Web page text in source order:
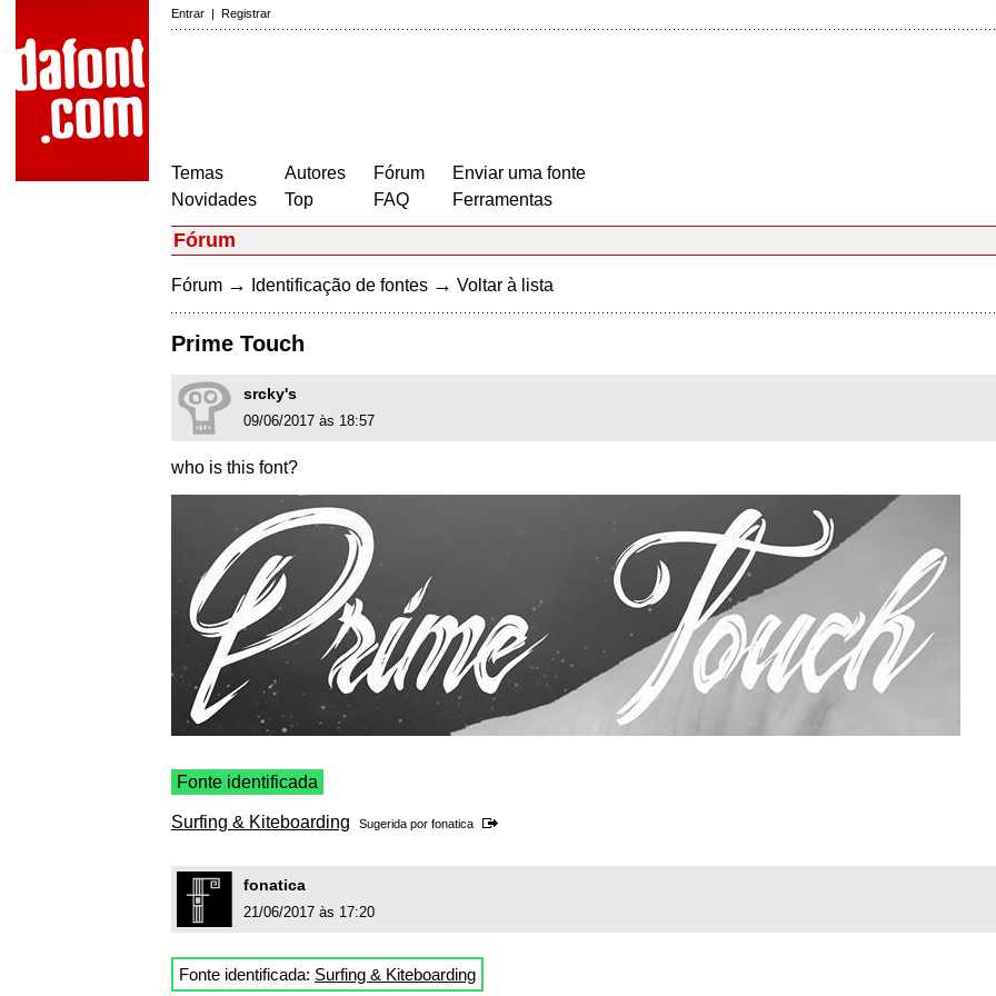
Entrar | Registrar
Temas
Novidades
Autores
Top
Fórum
FAQ
Enviar uma fonte
Ferramentas
Fórum
Fórum → Identificação de fontes → Voltar à lista
Prime Touch
srcky's
09/06/2017 às 18:57
who is this font?
Fonte identificada
Surfing & Kiteboarding Sugerida por fonatica
fonatica
21/06/2017 às 17:20
Fonte identificada: Surfing & Kiteboarding